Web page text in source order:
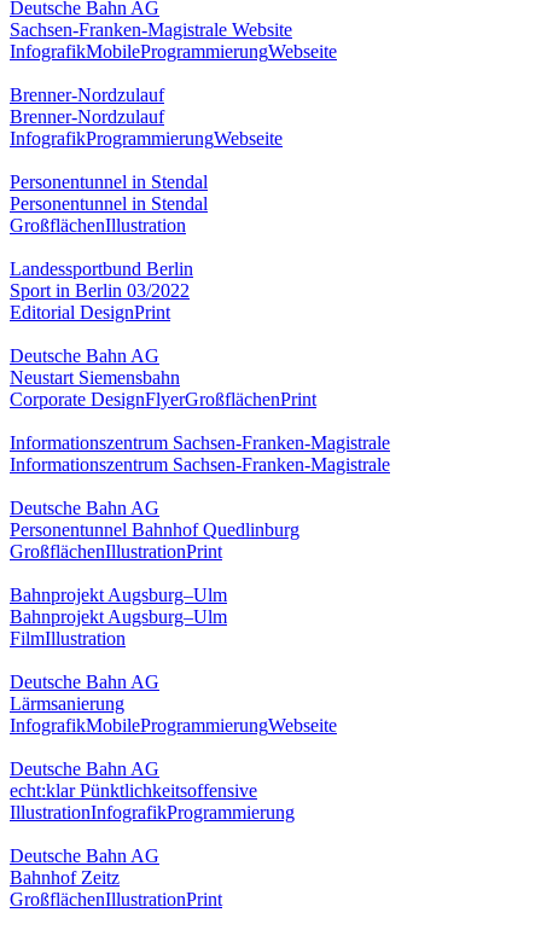
Deutsche Bahn AG
Sachsen-Franken-Magistrale Website
InfografikMobileProgrammierungWebseite
Brenner-Nordzulauf
Brenner-Nordzulauf
InfografikProgrammierungWebseite
Personentunnel in Stendal
Personentunnel in Stendal
GroßflächenIllustration
Landessportbund Berlin
Sport in Berlin 03/2022
Editorial DesignPrint
Deutsche Bahn AG
Neustart Siemensbahn
Corporate DesignFlyerGroßflächenPrint
Informationszentrum Sachsen-Franken-Magistrale
Informationszentrum Sachsen-Franken-Magistrale
Deutsche Bahn AG
Personentunnel Bahnhof Quedlinburg
GroßflächenIllustrationPrint
Bahnprojekt Augsburg–Ulm
Bahnprojekt Augsburg–Ulm
FilmIllustration
Deutsche Bahn AG
Lärmsanierung
InfografikMobileProgrammierungWebseite
Deutsche Bahn AG
echt:klar Pünktlichkeitsoffensive
IllustrationInfografikProgrammierung
Deutsche Bahn AG
Bahnhof Zeitz
GroßflächenIllustrationPrint